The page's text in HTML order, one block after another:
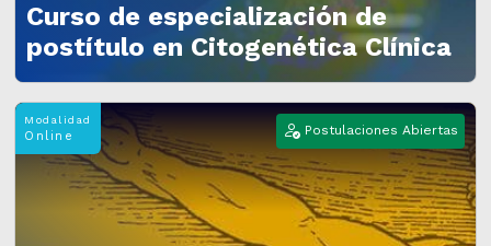
Curso de especialización de
postítulo en Citogenética Clínica
Modalidad
Online Postulaciones Abiertas